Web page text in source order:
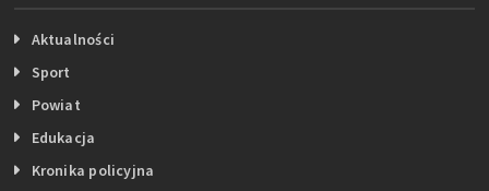
Aktualności
Sport
Powiat
Edukacja
Kronika policyjna